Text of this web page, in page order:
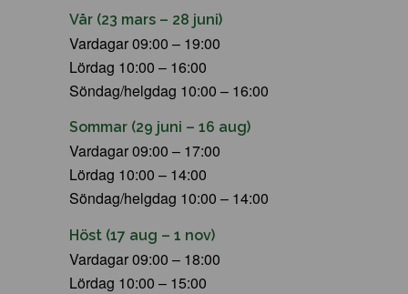
Vår (23 mars – 28 juni)
Vardagar 09:00 – 19:00
Lördag 10:00 – 16:00
Söndag/helgdag 10:00 – 16:00
Sommar (29 juni – 16 aug)
Vardagar 09:00 – 17:00
Lördag 10:00 – 14:00
Söndag/helgdag 10:00 – 14:00
Höst (17 aug – 1 nov)
Vardagar 09:00 – 18:00
Lördag 10:00 – 15:00